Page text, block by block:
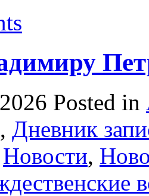
Posted in
, Дневник
Новости,